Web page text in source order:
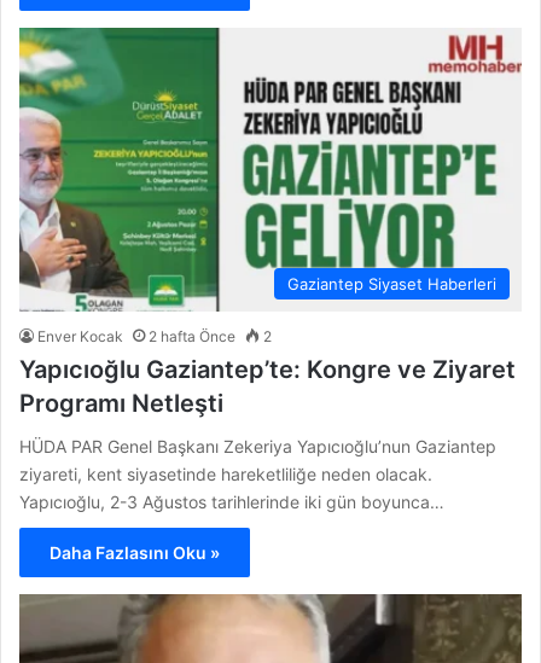
Gaziantep Siyaset Haberleri
Enver Kocak 2 hafta Önce 2
Yapıcıoğlu Gaziantep’te: Kongre ve Ziyaret
Programı Netleşti
HÜDA PAR Genel Başkanı Zekeriya Yapıcıoğlu’nun Gaziantep
ziyareti, kent siyasetinde hareketliliğe neden olacak.
Yapıcıoğlu, 2-3 Ağustos tarihlerinde iki gün boyunca…
Daha Fazlasını Oku »